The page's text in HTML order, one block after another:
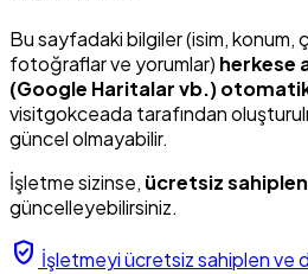
Bu sayfadaki bilgiler (isim, konum,
fotoğraflar ve yorumlar) herkese
(Google Haritalar vb.)
visitgokceada tarafından
güncel olmayabilir.
İşletme sizinse, ücretsiz
güncelleyebilirsiniz.
verified_user İşletmeyi ücretsiz sahiplen ve